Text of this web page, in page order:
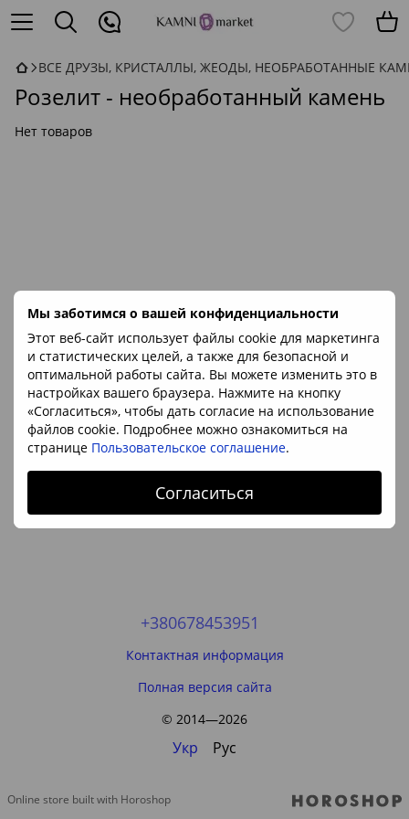
Мы заботимся о вашей конфиденциальности
Этот веб-сайт использует файлы cookie для маркетинга
и статистических целей, а также для безопасной и
оптимальной работы сайта. Вы можете изменить это в
настройках вашего браузера. Нажмите на кнопку
«Согласиться», чтобы дать согласие на использование
файлов cookie. Подробнее можно ознакомиться на
странице Пользовательское соглашение.
Согласиться
ВСЕ ДРУЗЫ, КРИСТАЛЛЫ, ЖЕОДЫ, НЕОБРАБОТАННЫЕ
Розелит - необработанный камень
Нет товаров
+380678453951
Контактная информация
Полная версия сайта
© 2014—2026
Укр Рус
Online store built with Horoshop